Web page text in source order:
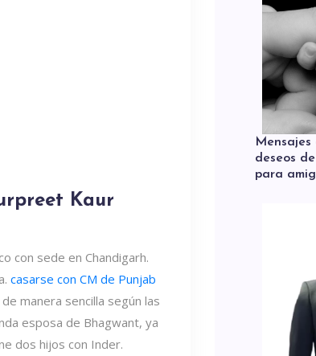
Kaur
con sede en Chandigarh.
casarse con CM de Punjab
manera sencilla según las
esposa de Bhagwant, ya
dos hijos con Inder.
deseos
para